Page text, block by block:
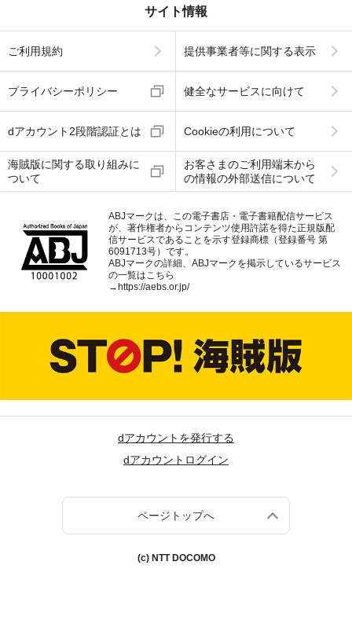
サイト情報
ご利用規約 提供事業者等に関する表示
プライバシーポリシー 健全なサービスに向けて
dアカウント2段階認証とは Cookieの利用について
海賊版に関する取り組みに
ついて
お客さまのご利用端末から
の情報の外部送信について
ABJマークは、この電子書店・電子書籍配信サービス
が、著作権者からコンテンツ使用許諾を得た正規版配
信サービスであることを示す登録商標（登録番号 第
6091713号）です。
ABJマークの詳細、ABJマークを掲示しているサービス
の一覧はこちら
→ https://aebs.or.jp/
dアカウントを発行する
dアカウントログイン
ページトップへ
(c) NTT DOCOMO